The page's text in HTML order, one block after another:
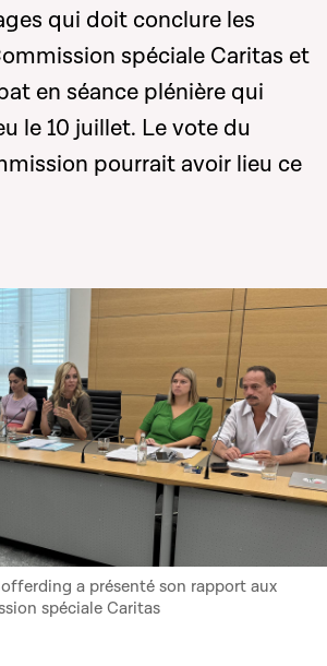
qui doit conclure les
spéciale Caritas et
en séance plénière qui
le 10 juillet. Le vote du
pourrait avoir lieu ce
a présenté son rapport aux
spéciale Caritas